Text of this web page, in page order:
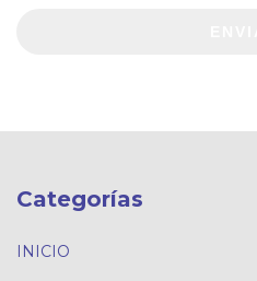
Categorías
INICIO